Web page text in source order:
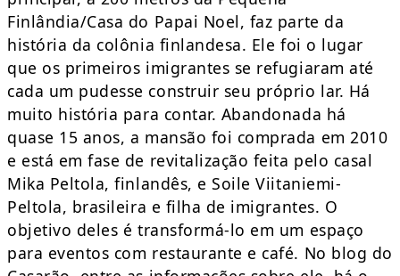
Finlândia/Casa do Papai Noel, faz parte da
história da colônia finlandesa. Ele foi o lugar
que os primeiros imigrantes se refugiaram até
cada um pudesse construir seu próprio lar. Há
muito história para contar. Abandonada há
quase 15 anos, a mansão foi comprada em 2010
e está em fase de revitalização feita pelo casal
Mika Peltola, finlandês, e Soile Viitaniemi-
Peltola, brasileira e filha de imigrantes. O
objetivo deles é transformá-lo em um espaço
para eventos com restaurante e café. No blog do